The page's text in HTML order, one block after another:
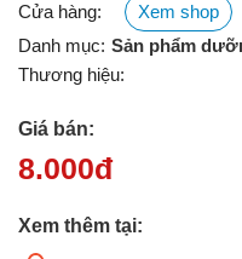
Cửa hàng:
Xem shop
Danh mục: Sản phẩm
Thương hiệu:
Giá bán:
8.000đ
Xem thêm tại: